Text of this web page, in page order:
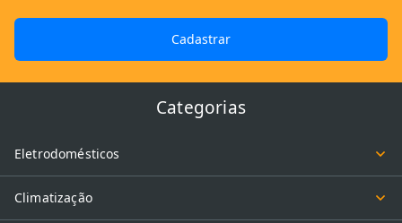
Cadastrar
Categorias
Eletrodomésticos
Climatização